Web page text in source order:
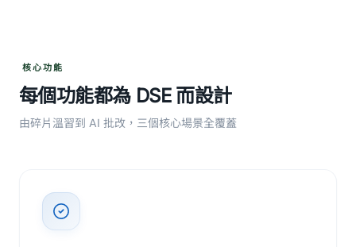
核心功能
每個功能都為 DSE 而設計
由碎片溫習到 AI 批改，三個核心場景全覆蓋